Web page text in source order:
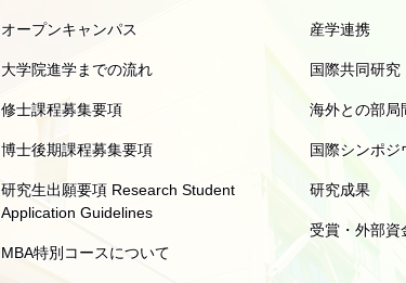
オープンキャンパス
大学院進学までの流れ
修士課程募集要項
博士後期課程募集要項
研究生出願要項 Research Student
Application Guidelines
MBA特別コースについて
産学連携
国際共同研究
海外との部局
国際シンポジ
研究成果
受賞・外部資